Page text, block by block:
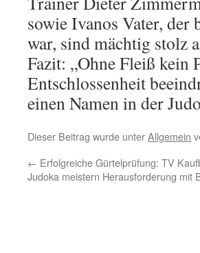
sowie Ivanos Vater, der
war, sind mächtig stolz
Fazit: „Ohne Fleiß kein
Entschlossenheit
einen Namen in der
Dieser Beitrag wurde unterAllgemein
← Erfolgreiche Gürtelprüfung: TV
Judoka meistern Herausforderung mit